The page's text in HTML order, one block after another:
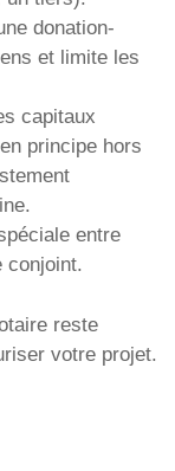
donation-
et limite les
capitaux
principe hors
entre
conjoint.
reste
votre projet.